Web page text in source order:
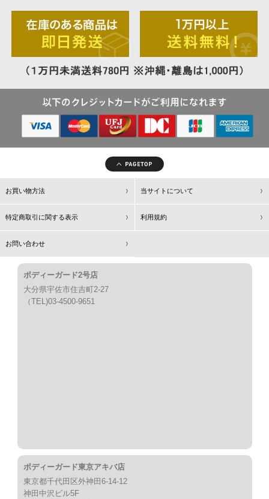
お買い物方法 当サイトについて
特定商取引に関する表示 利用規約
お問い合わせ
ボディーガード2号店
大分県宇佐市住吉町2-27
（TEL)03-4500-9651
ボディーガード東京アキバ店
東京都千代田区外神田6-14-12
神田中沢ビル5F